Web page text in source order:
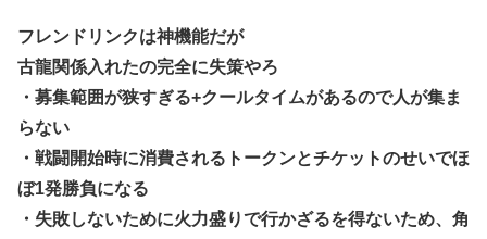
フレンドリンクは神機能だが
古龍関係入れたの完全に失策やろ
・募集範囲が狭すぎる+クールタイムがあるので人が集ま
らない
・戦闘開始時に消費されるトークンとチケットのせいでほ
ぼ1発勝負になる
・失敗しないために火力盛りで行かざるを得ないため、角